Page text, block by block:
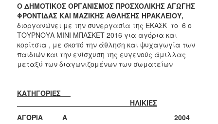
ΠΟΛΗΟ ΔΗΜΟΤΙΚΟΣ ΟΡΓΑΝΙΣΜΟΣ ΠΡΟΣΧΟΛΙΚΗΣ ΑΓΩΓΗΣ
ΦΡΟΝΤΙΔΑΣ ΚΑΙ ΜΑΖΙΚΗΣ ΑΘΛΗΣΗΣ ΗΡΑΚΛΕΙΟΥ,
διοργανώνει με την συνεργασία της ΕΚΑΣΚ το 6 ο
ΤΟΥΡΝΟΥΑ ΜΙΝΙ ΜΠΑΣΚΕΤ 2016 για αγόρια και
κορίτσια , με σκοπό την άθληση και ψυχαγωγία των
παιδιών και την ενίσχυση της ευγενούς άμιλλας
μεταξύ των διαγωνιζομένων των σωματείων
ΚΑΤΗΓΟΡΙΕΣ
ΗΛΙΚΙΕΣ
ΑΓΟΡΙΑ Α
2004